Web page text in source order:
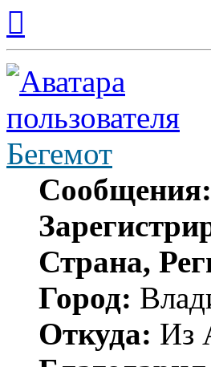
началу
Бегемот
Сообщения:
Страна,
Город:
Откуда: Из